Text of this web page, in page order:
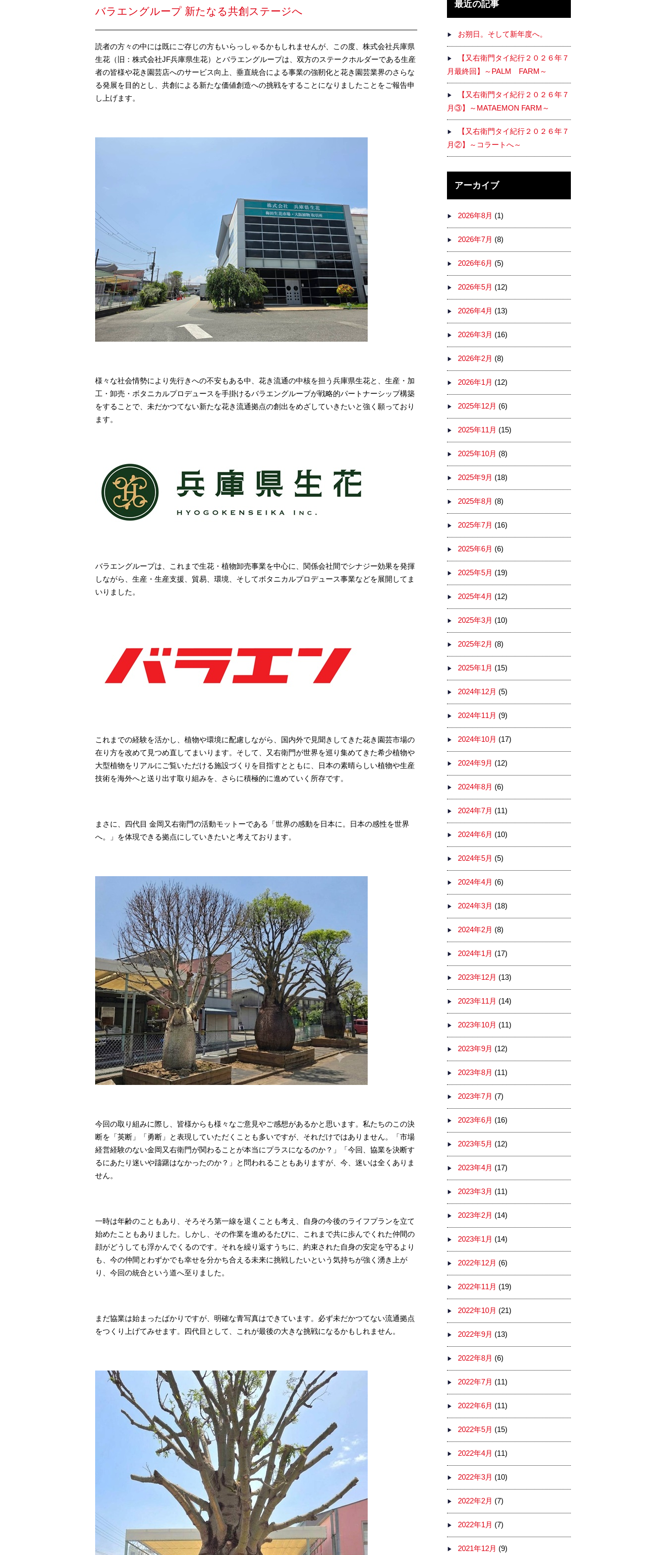
バラエングループ 新たなる共創ステージへ
読者の方々の中には既にご存じの方もいらっしゃるかもしれませんが、この度、株式会社兵庫県
生花（旧：株式会社JF兵庫県生花）とバラエングループは、双方のステークホルダーである生産
者の皆様や花き園芸店へのサービス向上、垂直統合による事業の強靭化と花き園芸業界のさらな
る発展を目的とし、共創による新たな価値創造への挑戦をすることになりましたことをご報告申
し上げます。
​様々な社会情勢により先行きへの不安もある中、花き流通の中核を担う兵庫県生花と、生産・加
工・卸売・ボタニカルプロデュースを手掛けるバラエングループが戦略的パートナーシップ構築
をすることで、未だかつてない新たな花き流通拠点の創出をめざしていきたいと強く願っており
ます。
​バラエングループは、これまで生花・植物卸売事業を中心に、関係会社間でシナジー効果を発揮
しながら、生産・生産支援、貿易、環境、そしてボタニカルプロデュース事業などを展開してま
いりました。
​これまでの経験を活かし、植物や環境に配慮しながら、国内外で見聞きしてきた花き園芸市場の
在り方を改めて見つめ直してまいります。そして、又右衛門が世界を巡り集めてきた希少植物や
大型植物をリアルにご覧いただける施設づくりを目指すとともに、日本の素晴らしい植物や生産
技術を海外へと送り出す取り組みを、さらに積極的に進めていく所存です。
​まさに、四代目 金岡又右衛門の活動モットーである「世界の感動を日本に。日本の感性を世界
へ。」を体現できる拠点にしていきたいと考えております。
​今回の取り組みに際し、皆様からも様々なご意見やご感想があるかと思います。私たちのこの決
断を「英断」「勇断」と表現していただくことも多いですが、それだけではありません。「市場
経営経験のない金岡又右衛門が関わることが本当にプラスになるのか？」「今回、協業を決断す
るにあたり迷いや躊躇はなかったのか？」と問われることもありますが、今、迷いは全くありま
せん。
​一時は年齢のこともあり、そろそろ第一線を退くことも考え、自身の今後のライフプランを立て
始めたこともありました。しかし、その作業を進めるたびに、これまで共に歩んでくれた仲間の
顔がどうしても浮かんでくるのです。それを繰り返すうちに、約束された自身の安定を守るより
も、今の仲間とわずかでも幸せを分かち合える未来に挑戦したいという気持ちが強く湧き上が
り、今回の統合という道へ至りました。
​まだ協業は始まったばかりですが、明確な青写真はできています。必ず未だかつてない流通拠点
をつくり上げてみせます。四代目として、これが最後の大きな挑戦になるかもしれません。
最近の記事
お朔日。そして新年度へ。
【又右衛門タイ紀行２０２６年７
月最終回】～PALM FARM～
【又右衛門タイ紀行２０２６年７
月③】～MATAEMON FARM～
【又右衛門タイ紀行２０２６年７
月②】～コラートへ～
アーカイブ
2026年8月 (1)
2026年7月 (8)
2026年6月 (5)
2026年5月 (12)
2026年4月 (13)
2026年3月 (16)
2026年2月 (8)
2026年1月 (12)
2025年12月 (6)
2025年11月 (15)
2025年10月 (8)
2025年9月 (18)
2025年8月 (8)
2025年7月 (16)
2025年6月 (6)
2025年5月 (19)
2025年4月 (12)
2025年3月 (10)
2025年2月 (8)
2025年1月 (15)
2024年12月 (5)
2024年11月 (9)
2024年10月 (17)
2024年9月 (12)
2024年8月 (6)
2024年7月 (11)
2024年6月 (10)
2024年5月 (5)
2024年4月 (6)
2024年3月 (18)
2024年2月 (8)
2024年1月 (17)
2023年12月 (13)
2023年11月 (14)
2023年10月 (11)
2023年9月 (12)
2023年8月 (11)
2023年7月 (7)
2023年6月 (16)
2023年5月 (12)
2023年4月 (17)
2023年3月 (11)
2023年2月 (14)
2023年1月 (14)
2022年12月 (6)
2022年11月 (19)
2022年10月 (21)
2022年9月 (13)
2022年8月 (6)
2022年7月 (11)
2022年6月 (11)
2022年5月 (15)
2022年4月 (11)
2022年3月 (10)
2022年2月 (7)
2022年1月 (7)
2021年12月 (9)